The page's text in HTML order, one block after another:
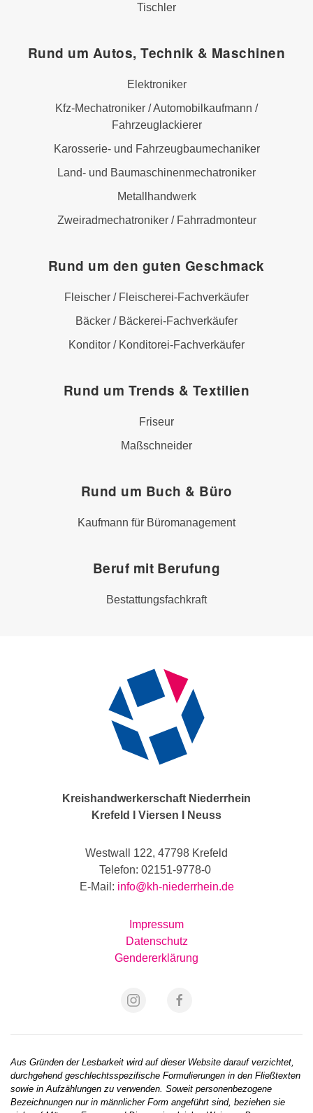
Tischler
Rund um Autos, Technik & Maschinen
Elektroniker
Kfz-Mechatroniker / Automobilkaufmann /
Fahrzeuglackierer
Karosserie- und Fahrzeugbaumechaniker
Land- und Baumaschinenmechatroniker
Metallhandwerk
Zweiradmechatroniker / Fahrradmonteur
Rund um den guten Geschmack
Fleischer / Fleischerei-Fachverkäufer
Bäcker / Bäckerei-Fachverkäufer
Konditor / Konditorei-Fachverkäufer
Rund um Trends & Textilien
Friseur
Maßschneider
Rund um Buch & Büro
Kaufmann für Büromanagement
Beruf mit Berufung
Bestattungsfachkraft
Kreishandwerkerschaft Niederrhein
Krefeld I Viersen I Neuss
Westwall 122, 47798 Krefeld
Telefon: 02151-9778-0
E-Mail: info@kh-niederrhein.de
Impressum
Datenschutz
Gendererklärung
Aus Gründen der Lesbarkeit wird auf dieser Website darauf verzichtet,
durchgehend geschlechtsspezifische Formulierungen in den Fließtexten
sowie in Aufzählungen zu verwenden. Soweit personenbezogene
Bezeichnungen nur in männlicher Form angeführt sind, beziehen sie